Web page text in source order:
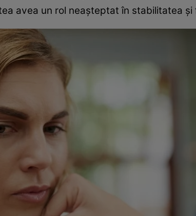
avea un rol neașteptat în stabilitatea și